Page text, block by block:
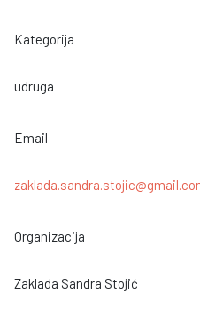
Kategorija
udruga
Email
Organizacija
Zaklada Sandra Stojić